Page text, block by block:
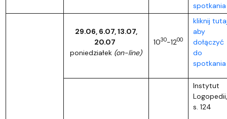
spotkania
29.06, 6.07, 13.07,
20.07
poniedziałek (on-line)
1030-1200
kliknij
aby
dołączyć
do
spotkania
Instytut
Logopedii,
s. 124